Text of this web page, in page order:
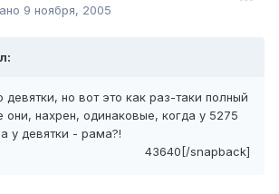
9 ноября, 2005
но вот это как раз-таки полный
они, нахрен, одинаковые, когда у 5275
у девятки - рама?!
43640[/snapback]